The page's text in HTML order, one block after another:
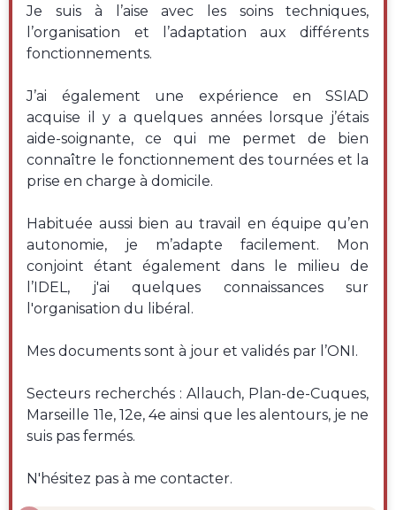
Je suis à l’aise avec les soins techniques,
l’organisation et l’adaptation aux différents
fonctionnements.
J’ai également une expérience en SSIAD
acquise il y a quelques années lorsque j’étais
aide-soignante, ce qui me permet de bien
connaître le fonctionnement des tournées et la
prise en charge à domicile.
Habituée aussi bien au travail en équipe qu’en
autonomie, je m’adapte facilement. Mon
conjoint étant également dans le milieu de
l’IDEL, j'ai quelques connaissances sur
l'organisation du libéral.
Mes documents sont à jour et validés par l’ONI.
Secteurs recherchés : Allauch, Plan-de-Cuques,
Marseille 11e, 12e, 4e ainsi que les alentours, je ne
suis pas fermés.
N'hésitez pas à me contacter.